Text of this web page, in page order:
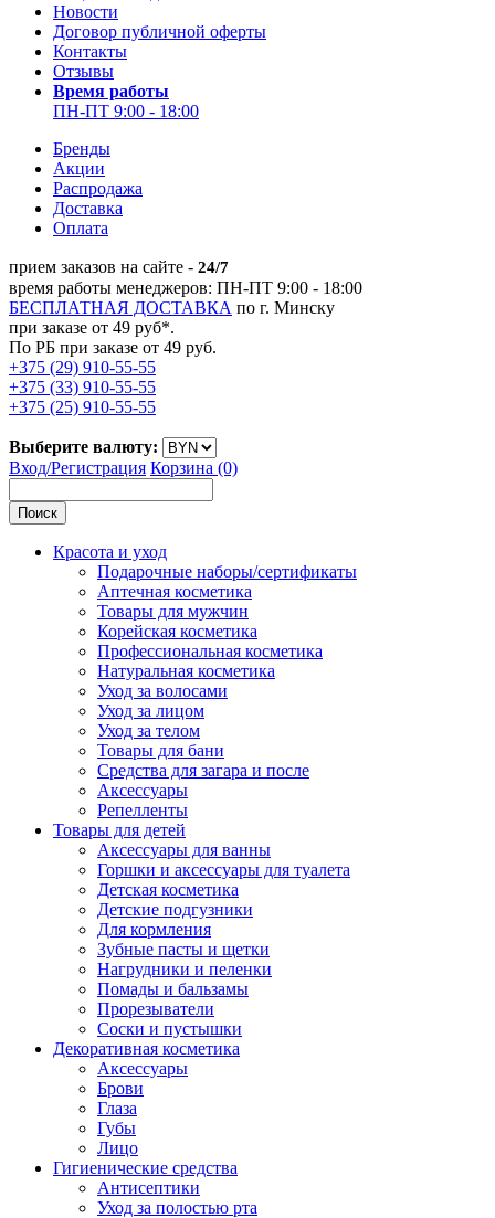
Новости
Договор публичной оферты
Контакты
Отзывы
Время работы
ПН-ПТ 9:00 - 18:00
Бренды
Акции
Распродажа
Доставка
Оплата
прием заказов на сайте - 24/7
время работы менеджеров: ПН-ПТ 9:00 - 18:00
БЕСПЛАТНАЯ ДОСТАВКА по г. Минску
при заказе от 49 руб*.
По РБ при заказе от 49 руб.
+375 (29) 910-55-55
+375 (33) 910-55-55
+375 (25) 910-55-55
Выберите валюту:
Вход/Регистрация Корзина (0)
Поиск
Красота и уход
Подарочные наборы/сертификаты
Аптечная косметика
Товары для мужчин
Корейская косметика
Профессиональная косметика
Натуральная косметика
Уход за волосами
Уход за лицом
Уход за телом
Товары для бани
Средства для загара и после
Аксессуары
Репелленты
Товары для детей
Аксессуары для ванны
Горшки и аксессуары для туалета
Детская косметика
Детские подгузники
Для кормления
Зубные пасты и щетки
Нагрудники и пеленки
Помады и бальзамы
Прорезыватели
Соски и пустышки
Декоративная косметика
Аксессуары
Брови
Глаза
Губы
Лицо
Гигиенические средства
Антисептики
Уход за полостью рта